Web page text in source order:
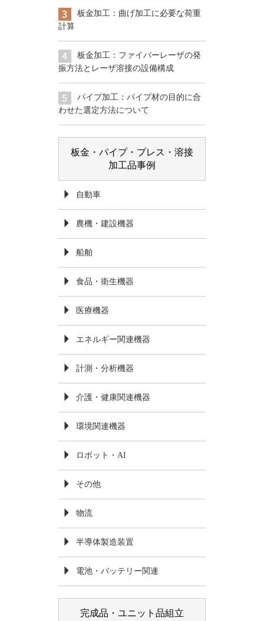
板金加工：曲げ加工に必要な荷重
計算
板金加工：ファイバーレーザの発
振方法とレーザ溶接の設備構成
パイプ加工：パイプ材の目的に合
わせた選定方法について
板金・パイプ・プレス・溶接
加工品事例
自動車
農機・建設機器
船舶
食品・衛生機器
医療機器
エネルギー関連機器
計測・分析機器
介護・健康関連機器
環境関連機器
ロボット・AI
その他
物流
半導体製造装置
電池・バッテリー関連
完成品・ユニット品組立